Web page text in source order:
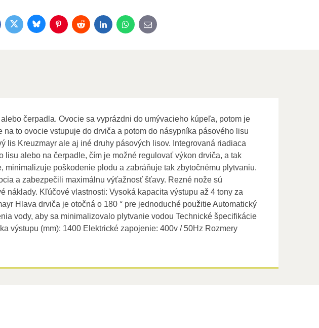
TwitterBlueskyPinterestRedditLinkedInWhatsApp
E-mail
čerpadla. Ovocie sa vyprázdni do umývacieho kúpeľa, potom je
to ovocie vstupuje do drviča a potom do násypníka pásového lisu
Kreuzmayr ale aj iné druhy pásových lisov. Integrovaná riadiaca
alebo na čerpadle, čím je možné regulovať výkon drviča, a tak
poškodenie plodu a zabráňuje tak zbytočnému plytvaniu.
a zabezpečili maximálnu výťažnosť šťavy. Rezné nože sú
Kľúčové vlastnosti: Vysoká kapacita výstupu až 4 tony za
Hlava drviča je otočná o 180 ° pre jednoduché použitie Automatický
vody, aby sa minimalizovalo plytvanie vodou Technické špecifikácie
výstupu (mm): 1400 Elektrické zapojenie: 400v / 50Hz Rozmery